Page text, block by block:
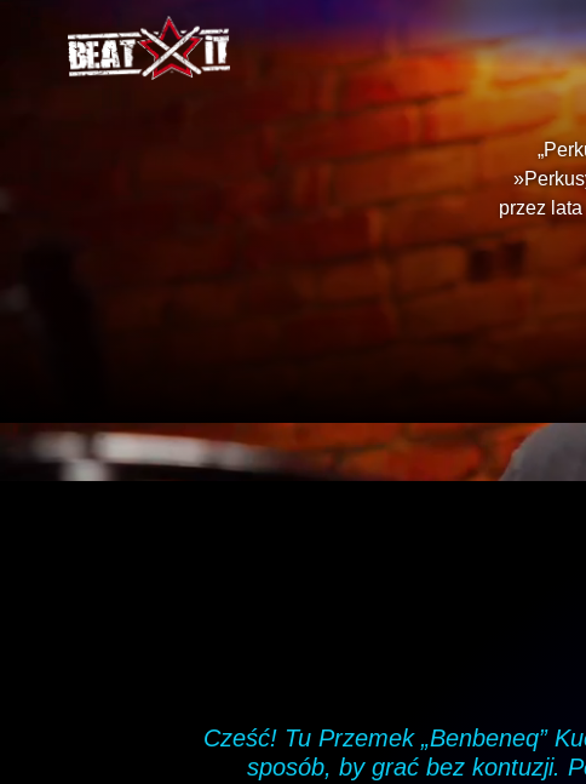
przez
Cześć! Tu Przemek „Benbeneq”
sposób, by grać bez kontuzji.